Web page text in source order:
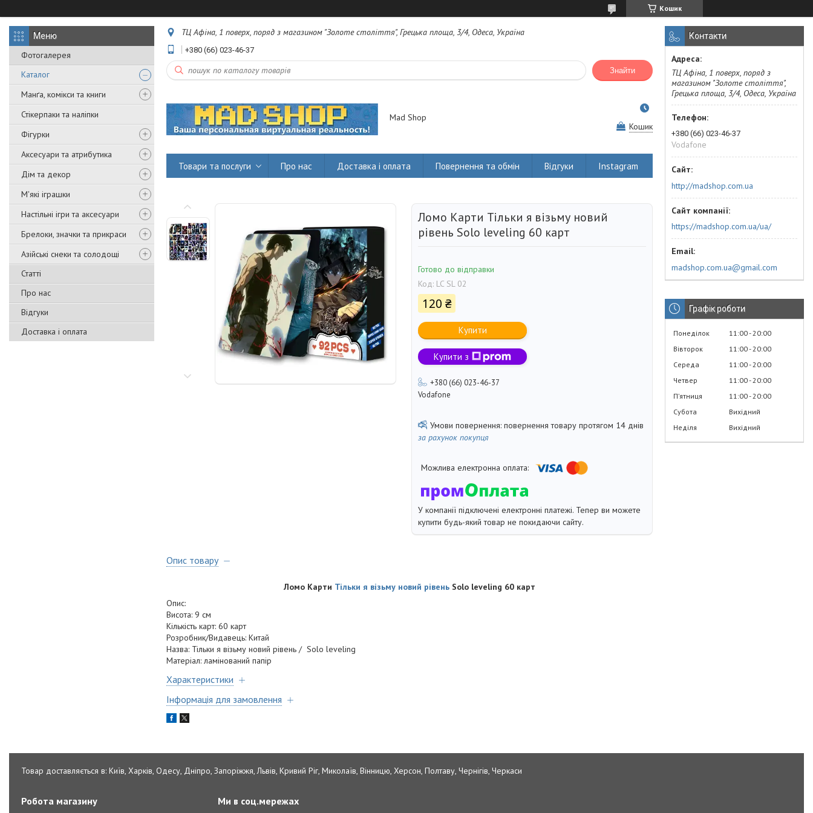
Кошик
Фотогалерея
Каталог
Манґа, комікси та книги
Стікерпаки та наліпки
Фігурки
Аксесуари та атрибутика
Дім та декор
М'які іграшки
Настільні ігри та аксесуари
Брелоки, значки та прикраси
Азійські снеки та солодощі
Статті
Про нас
Відгуки
Доставка і оплата
ТЦ Афіна, 1 поверх, поряд з магазином "Золоте століття", Грецька площа, 3/4, Одеса, Україна
+380 (66) 023-46-37
Знайти
Mad Shop
Кошик
Товари та послуги Про нас Доставка і оплата Повернення та обмін Відгуки Instagram
Ломо Карти Тільки я візьму новий
рівень Solo leveling 60 карт
Готово до відправки
Код: LC SL 02
120 ₴
Купити
Купити з
+380 (66) 023-46-37
Vodafone
повернення товару протягом 14 днів
за рахунок покупця
У компанії підключені електронні платежі. Тепер ви можете
купити будь-який товар не покидаючи сайту.
Опис товару
Ломо Карти Тільки я візьму новий рівень Solo leveling 60 карт
Опис:
Висота: 9 см
Кількість карт: 60 карт
Розробник/Видавець: Китай
Назва: Тільки я візьму новий рівень / Solo leveling
Матеріал: ламінований папір
Характеристики
Інформація для замовлення
Контакти
ТЦ Афіна, 1 поверх, поряд з
магазином "Золоте століття",
Грецька площа, 3/4, Одеса, Україна
+380 (66) 023-46-37
Vodafone
http://madshop.com.ua
https://madshop.com.ua/ua/
madshop.com.ua@gmail.com
Графік роботи
Понеділок 11:00 20:00
Вівторок
11:00 20:00
Середа
11:00 20:00
Четвер
11:00 20:00
Пʼятниця
11:00 20:00
Субота
Вихідний
Неділя
Вихідний
Товар доставляється в: Київ, Харків, Одесу, Дніпро, Запоріжжя, Львів, Кривий Ріг, Миколаїв, Вінницю, Херсон, Полтаву, Чернігів, Черкаси
Робота магазину Ми в соц.мережах